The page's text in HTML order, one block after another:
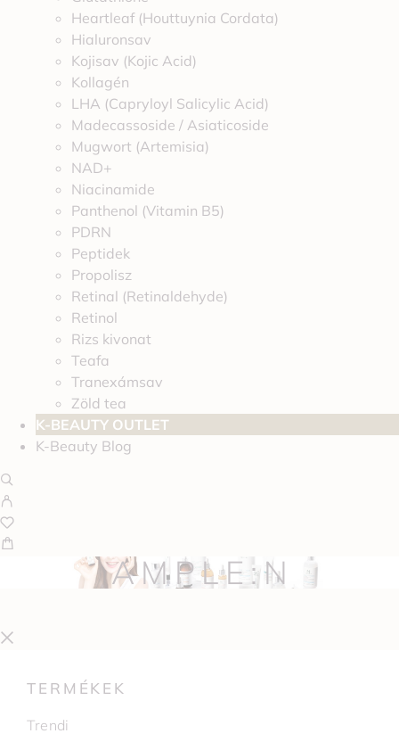
Heartleaf (Houttuynia Cordata)
Hialuronsav
Kojisav (Kojic Acid)
Kollagén
LHA (Capryloyl Salicylic Acid)
Madecassoside / Asiaticoside
Mugwort (Artemisia)
NAD+
Niacinamide
Panthenol (Vitamin B5)
PDRN
Peptidek
Propolisz
Retinal (Retinaldehyde)
Retinol
Rizs kivonat
Teafa
Tranexámsav
Zöld tea
K-BEAUTY OUTLET
K-Beauty Blog
AMPLE:N
TERMÉKEK
Trendi